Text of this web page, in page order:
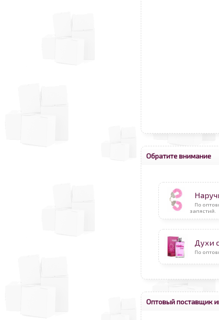
Обратите внимание
По
запястий.
Духи
По
Оптовый поставщик